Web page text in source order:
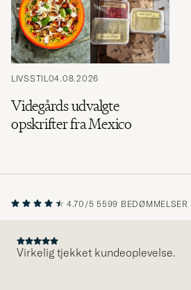
LIVSSTIL04.08.2026
Videgårds udvalgte
opskrifter fra Mexico
4.70/5 5599 BEDØMMELSER
Virkelig tjekket kundeoplevelse.